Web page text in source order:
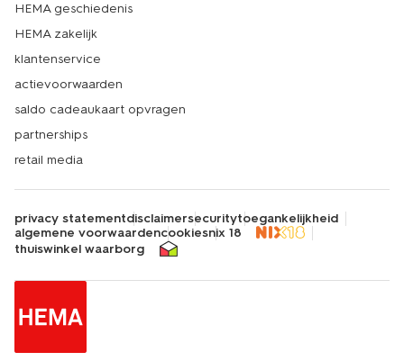
HEMA geschiedenis
HEMA zakelijk
klantenservice
actievoorwaarden
saldo cadeaukaart opvragen
partnerships
retail media
privacy statementdisclaimersecuritytoegankelijkheid
algemene voorwaardencookiesnix 18
thuiswinkel waarborg